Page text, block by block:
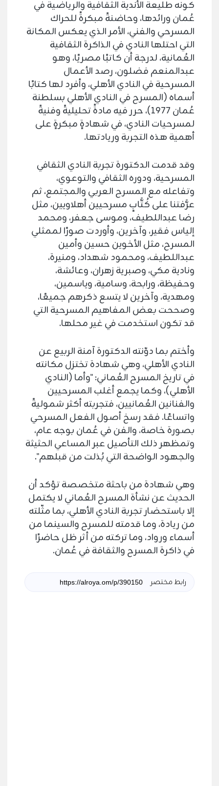
كونه طليعة الأندية الثقافية والرياضية في
عُمان ورائدها، وحاضنةً مبكرةً للحراك
المسرحي والفني، الأمر الذي يعكس المكانة
التي احتلها النادي في الذاكرة الثقافية
العُمانية، لدرجة أن كاتبًا مصريًا، وهو
عبدالمنعم فضلون، رصد الأعمال
المسرحية في النادي الأهلي، وأفرد لها كتابًا
أسماه (المسرح في النادي الأهلي بسلطنة
عُمان ١٩٧٧)، حرر فيه مادةً تحليليةً وفنيةً
لمسرحيات النادي، في شهادةٍ مبكرةٍ على
أهمية هذه التجربة وريادتها.
وقد قدمت الدكتورة تجربة النادي الثقافي
المسرحية، ودوره الثقافي والتوعوي،
وتفاعله مع المسرح العربي والمجتمع، ثم
عرَّفتنا على كُتَّابٍ مسرحيين أهلاويين، مثل
رضا عبداللطيف، وموسى جعفر، ومحمد
إلياس فقير، وآخرين، وأوردت صورًا لممثلي
المسرح، مثل الأخوين حسين وأمين
عبداللطيف، ومحمود شهداد، ومنيرة،
ونادية مكي، وصبرية زهران، وعائشة،
وحفيظة، ورابحة، وسامية، وياسمين،
ومهدية، وآخرين لا يتسع ذكرهم جميعًا،
وصححت بعض المفاهيم المسرحية التي
قد تكون استخدمت في غير محلها.
وأختم بما دوّنته الدكتورة آمنة الربيع عن
النادي الأهلي، وهي شهادة تختزل مكانته
في تاريخ المسرح العُماني: "وأما (النادي
الأهلي)، وكما يجمع أغلب المسرحيين
والفنانين العُمانيين، فتجربته أكثر شموليةً
واتساعًا. فقد رسخ أصول الفعل المسرحي
بصورة خاصة، والفن في عُمان بوجه عام،
وتمظهر ذلك التأصيل عبر المساعي الحثيثة
والجهود الواضحة التي بُذلت من قبلهم".
وهي شهادة من باحثة متخصصة تؤكد أن
الحديث عن نشأة المسرح العُماني لا يكتمل
إلا باستحضار تجربة النادي الأهلي، بما مثّلته
من ريادة، وما قدمته للمسرح والسينما من
أسماء ورواد، وما تركته من أثر ظل حاضرًا
في ذاكرة المسرح والثقافة في عُمان.
رابط مختصر